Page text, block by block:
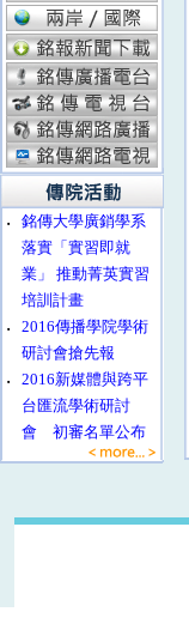
‧
銘傳大學廣銷學系
落實「實習即就
業」 推動菁英實習
培訓計畫
‧
2016傳播學院學術
研討會搶先報
‧
2016新媒體與跨平
台匯流學術研討
會 初審名單公布